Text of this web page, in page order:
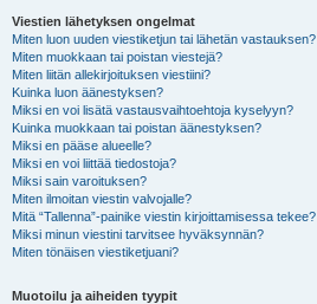
Viestien lähetyksen ongelmat
Miten luon uuden viestiketjun tai lähetän vastauksen?
Miten muokkaan tai poistan viestejä?
Miten liitän allekirjoituksen viestiini?
Kuinka luon äänestyksen?
Miksi en voi lisätä vastausvaihtoehtoja kyselyyn?
Kuinka muokkaan tai poistan äänestyksen?
Miksi en pääse alueelle?
Miksi en voi liittää tiedostoja?
Miksi sain varoituksen?
Miten ilmoitan viestin valvojalle?
Mitä “Tallenna”-painike viestin kirjoittamisessa tekee?
Miksi minun viestini tarvitsee hyväksynnän?
Miten tönäisen viestiketjuani?
Muotoilu ja aiheiden tyypit